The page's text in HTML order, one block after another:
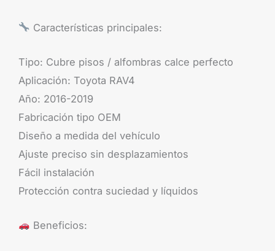
Características principales:
Tipo: Cubre pisos / alfombras calce perfecto
Aplicación: Toyota RAV4
Año: 2016-2019
Fabricación tipo OEM
Diseño a medida del vehículo
Ajuste preciso sin desplazamientos
Fácil instalación
Protección contra suciedad y líquidos
Beneficios: